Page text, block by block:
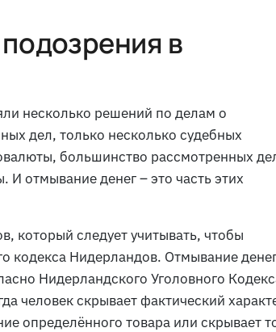
в
несколько решений по делам о
дел, только несколько судебных
большинство рассмотренных
отмывание денег – это часть этих
который следует учитывать, чтобы
кодекса Нидерландов. Отмывание
Нидерландского Уголовного
человек скрывает фактический
определённого товара или скрывает